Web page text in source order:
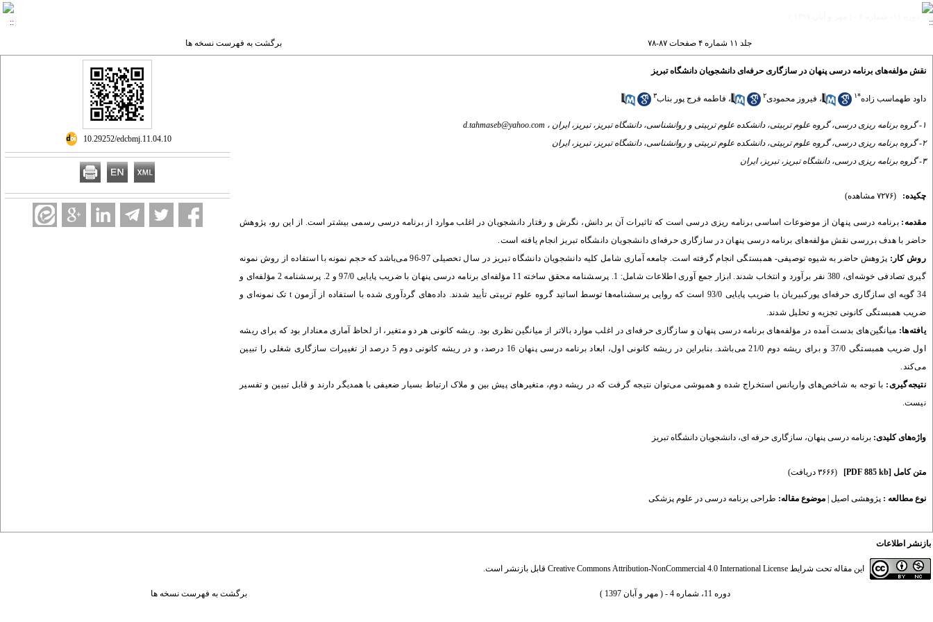
جلد ۱۱ شماره ۴ صفحات ۸۷-۷۸ برگشت به فهرست نسخه ها
نقش مؤلفه‌های برنامه درسی پنهان در سازگاری حرفه‌ای دانشجویان دانشگاه تبریز
داود طهماسب زاده*۱ ، فیروز محمودی۲ ، فاطمه فرج پور بناب۳
۱- گروه برنامه ریزی درسی، گروه علوم تربیتی، دانشکده علوم تربیتی و روانشناسی، دانشگاه تبریز، تبریز، ایران ،
d.tahmaseb@yahoo.com
۲- گروه برنامه ریزی درسی، گروه علوم تربیتی، دانشکده علوم تربیتی و روانشناسی، دانشگاه تبریز، تبریز، ایران
۳- گروه برنامه ریزی درسی، دانشگاه تبریز، تبریز، ایران
چکیده: (۷۲۷۶ مشاهده)
مقدمه: برنامه درسی پنهان از موضوعات اساسی برنامه ریزی درسی است که تاثیرات آن بر دانش، نگرش و رفتار دانشجویان در اغلب موارد از برنامه درسی رسمی بیشتر است. از این رو، پژوهش
حاضر با هدف بررسی نقش مؤلفه‌های برنامه درسی پنهان در سازگاری حرفه‌ای دانشجویان دانشگاه تبریز انجام یافته است.
روش کار:
پژوهش حاضر به شیوه توصیفی- همبستگی انجام گرفته است. جامعه آماری شامل کلیه دانشجویان دانشگاه تبریز در سال تحصیلی 97-96 می‌باشد که حجم نمونه با استفاده از روش نمونه
گیری تصادفی خوشه‌ای، 380 نفر برآورد و انتخاب شدند. ابزار جمع آوری اطلاعات شامل: 1. پرسشنامه محقق ساخته 11 مؤلفه‌ای برنامه درسی پنهان با ضریب پایایی 97/0 و 2. پرسشنامه 2 مؤلفه‌ای و
34 گویه ای سازگاری حرفه‌ای پورکبیریان با ضریب پایایی 93/0 است که روایی پرسشنامه‌ها توسط اساتید گروه علوم تربیتی تأیید شدند. داده‌های گردآوری شده با استفاده از آزمون
t تک نمونه‌ای و
ضریب همبستگی کانونی تجزیه و تحلیل شدند.
یافته‌ها: میانگین‌های بدست آمده در مؤلفه‌های برنامه درسی پنهان و سازگاری حرفه‌ای در اغلب موارد بالاتر از میانگین نظری بود. ریشه کانونی هر دو متغیر، از لحاظ آماری معنادار بود که برای ریشه
اول ضریب همبستگی 37/0 و برای ریشه دوم 21/0 می‌باشد. بنابراین در ریشه کانونی اول، ابعاد برنامه درسی پنهان 16 درصد، و در ریشه کانونی دوم 5 درصد از تغییرات سازگاری شغلی را تبیین
می‌کند.
نتیجه‌گیری: با توجه به شاخص‌های واریانس استخراج شده و همپوشی می‌توان نتیجه گرفت که در ریشه دوم، متغیرهای پیش بین و ملاک ارتباط بسیار ضعیفی با همدیگر دارند و قابل تبیین و تفسیر
نیست.
واژه‌های کلیدی: برنامه درسی پنهان، سازگاری حرفه ای، دانشجویان دانشگاه تبریز
متن کامل [PDF 885 kb] (۳۶۶۶ دریافت)
نوع مطالعه : پژوهشی اصيل موضوع مقاله: طراحی برنامه درسی در علوم پزشکی
‎ 10.29252/edcbmj.11.04.10
بازنشر اطلاعات
این مقاله تحت شرایط Creative Commons Attribution-NonCommercial 4.0 International License قابل بازنشر است.
دوره 11، شماره 4 - ( مهر و آبان 1397 ) برگشت به فهرست نسخه ها